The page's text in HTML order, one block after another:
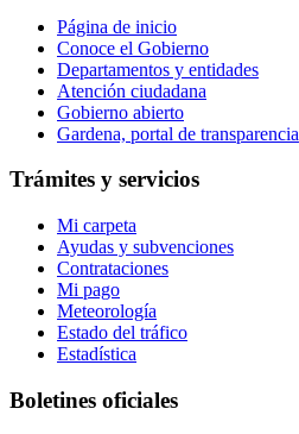
Página de inicio
Conoce el Gobierno
Departamentos y entidades
Atención ciudadana
Gobierno abierto
Gardena, portal de transparencia
Trámites y servicios
Mi carpeta
Ayudas y subvenciones
Contrataciones
Mi pago
Meteorología
Estado del tráfico
Estadística
Boletines oficiales